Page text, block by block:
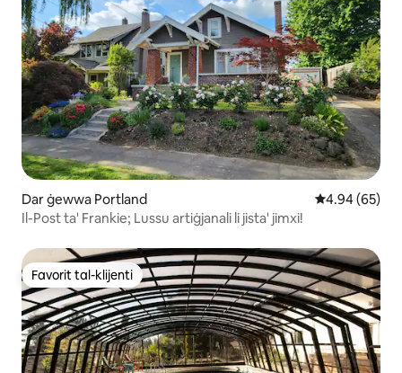
Dar ġewwa Portland Rating medju
4.94 (65)
Il-Post ta' Frankie; Lussu artiġjanali li jista' jimxi!
Favorit tal-klijenti
Favorit tal-klijenti